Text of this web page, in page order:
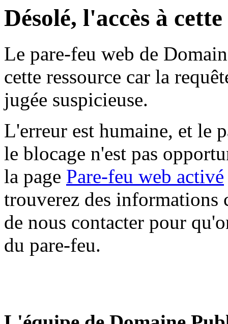
Désolé, l'accès à
Le pare-feu web de
cette ressource car la
jugée suspicieuse.
L'erreur est humaine, et le
le blocage n'est pas
la page Pare-feu web activé
trouverez des informations
de nous contacter pour
du pare-feu.